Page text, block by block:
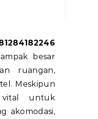
besar
ruangan,
Meskipun
vital untuk
akomodasi,